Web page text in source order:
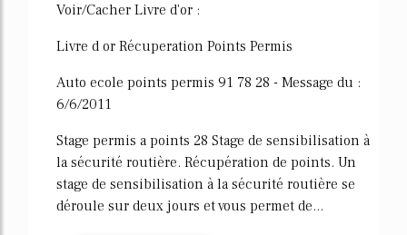
Voir/Cacher Livre d'or :
Livre d or Récuperation Points Permis
Auto ecole points permis 91 78 28 - Message du :
6/6/2011
Stage permis a points 28 Stage de sensibilisation à
la sécurité routière. Récupération de points. Un
stage de sensibilisation à la sécurité routière se
déroule sur deux jours et vous permet de...